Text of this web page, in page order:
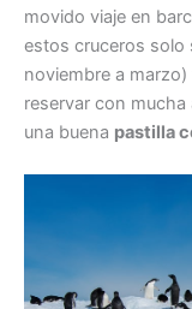
movido viaje en
estos cruceros solo
noviembre a
reservar con
una buena pastilla